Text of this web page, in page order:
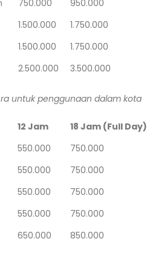
750.000
950.000
1.500.000
1.750.000
1.500.000
1.750.000
2.500.000 3.500.000
untuk penggunaan dalam kota
12 Jam
18 Jam (Full Day)
550.000
750.000
550.000
750.000
550.000
750.000
550.000
750.000
650.000
850.000